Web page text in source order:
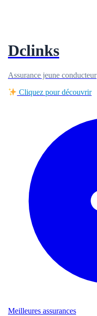
Dclinks
Assurance jeune conducteur
Cliquez pour découvrir
Meilleures assurances